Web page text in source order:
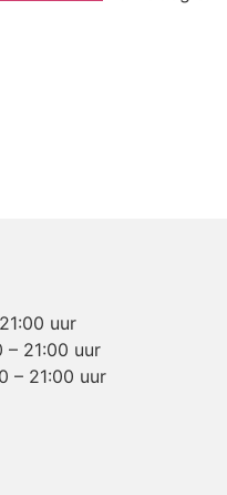
uur
– 21:00 uur
– 21:00 uur